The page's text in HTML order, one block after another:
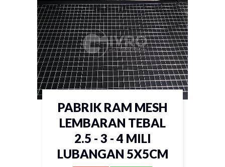
PABRIK RAM MESH
LEMBARAN TEBAL
2.5 - 3 - 4 MILI
LUBANGAN 5X5CM